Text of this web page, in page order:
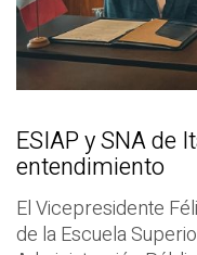
ESIAP y SNA de
entendimiento
El Vicepresidente
de la Escuela